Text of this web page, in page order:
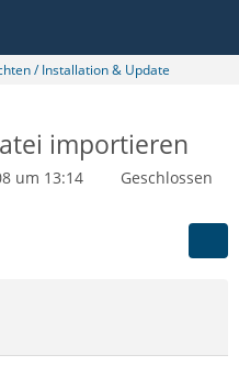
/ Installation & Update
importieren
um 13:14
Geschlossen